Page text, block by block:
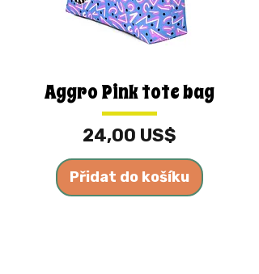
Aggro Pink tote bag
Cena
24,00 US$
Přidat do košíku